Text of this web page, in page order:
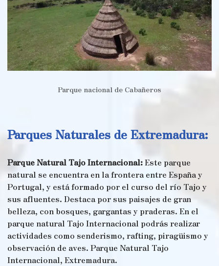
Parque nacional de Cabañeros
Parques Naturales de Extremadura:
Parque Natural Tajo Internacional:Este parque
natural se encuentra en la frontera entre España y
Portugal, y está formado por el curso del río Tajo y
sus afluentes. Destaca por sus paisajes de gran
belleza, con bosques, gargantas y praderas. En el
parque natural Tajo Internacional podrás realizar
actividades como senderismo, rafting, piragüismo y
observación de aves. Parque Natural Tajo
Internacional, Extremadura.